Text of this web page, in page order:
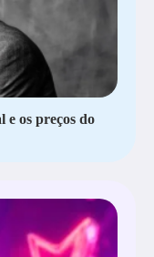
e os preços do